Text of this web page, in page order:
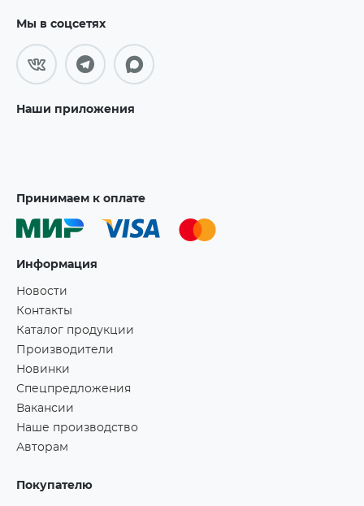
Мы в соцсетях
Наши приложения
Принимаем к оплате
Информация
Новости
Контакты
Каталог продукции
Производители
Новинки
Спецпредложения
Вакансии
Наше производство
Авторам
Покупателю